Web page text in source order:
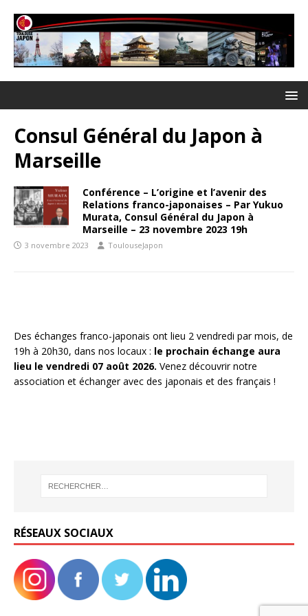
Consul Général du Japon à
Marseille
Conférence – L’origine et l’avenir des
Relations franco-japonaises – Par Yukuo
Murata, Consul Général du Japon à
Marseille – 23 novembre 2023 19h
3 novembre 2023 ToulouseJapon
Des échanges franco-japonais ont lieu 2 vendredi par mois, de
19h à 20h30, dans nos locaux : le prochain échange aura
lieu le vendredi 07 août 2026. Venez découvrir notre
association et échanger avec des japonais et des français !
RÉSEAUX SOCIAUX